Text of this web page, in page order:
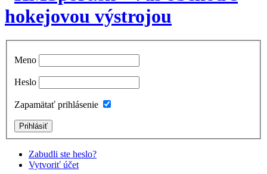
Meno
Heslo
Zapamätať prihlásenie
Zabudli ste heslo?
Vytvoriť účet